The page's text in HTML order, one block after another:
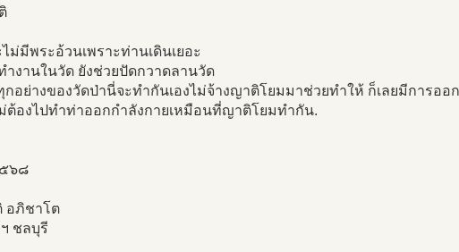
ม่มีพระอ้วนเพราะท่านเดินเยอะ
งานในวัด ยังช่วยปัดกวาดลานวัด
กอย่างของวัดป่านี่จะทำกันเองไม่จ้างญาติโยมมาช่วยทำให้ ก็เลยมีการออ
ต้องไปทำท่าออกกำลังกายเหมือนที่ญาติโยมทำกัน.
๖๘
อภิชาโต
ชลบุรี